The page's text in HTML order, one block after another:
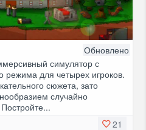
Обновлено
симулятор с
режима для четырех игроков.
сюжета, зато
случайно
21